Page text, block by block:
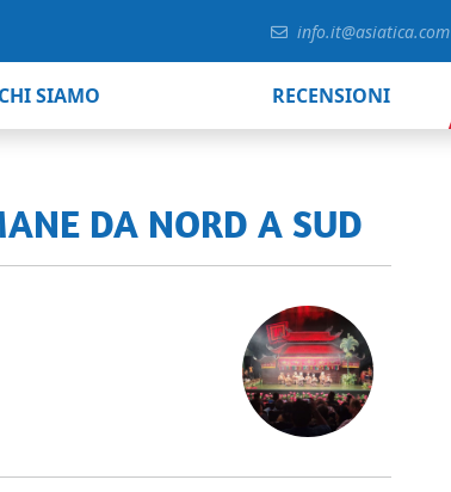
info.it@asiatica.com
CHI SIAMO RECENSIONI
DA NORD A SUD